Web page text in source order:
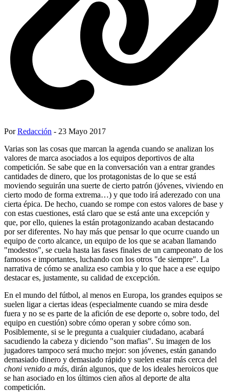
PorRedacción - 23 Mayo 2017
Varias son las cosas que marcan la agenda cuando se analizan los
valores de marca asociados a los equipos deportivos de alta
competición. Se sabe que en la conversación van a entrar grandes
cantidades de dinero, que los protagonistas de lo que se está
moviendo seguirán una suerte de cierto patrón (jóvenes, viviendo en
cierto modo de forma extrema…) y que todo irá aderezado con una
cierta épica. De hecho, cuando se rompe con estos valores de base y
con estas cuestiones, está claro que se está ante una excepción y
que, por ello, quienes la están protagonizando acaban destacando
por ser diferentes. No hay más que pensar lo que ocurre cuando un
equipo de corto alcance, un equipo de los que se acaban llamando
"modestos", se cuela hasta las fases finales de un campeonato de los
famosos e importantes, luchando con los otros "de siempre". La
narrativa de cómo se analiza eso cambia y lo que hace a ese equipo
destacar es, justamente, su calidad de excepción.
En el mundo del fútbol, al menos en Europa, los grandes equipos se
suelen ligar a ciertas ideas (especialmente cuando se mira desde
fuera y no se es parte de la afición de ese deporte o, sobre todo, del
equipo en cuestión) sobre cómo operan y sobre cómo son.
Posiblemente, si se le pregunta a cualquier ciudadano, acabará
sacudiendo la cabeza y diciendo "son mafias". Su imagen de los
jugadores tampoco será mucho mejor: son jóvenes, están ganando
demasiado dinero y demasiado rápido y suelen estar más cerca del
choni venido a más, dirán algunos, que de los ideales heroicos que
se han asociado en los últimos cien años al deporte de alta
competición.